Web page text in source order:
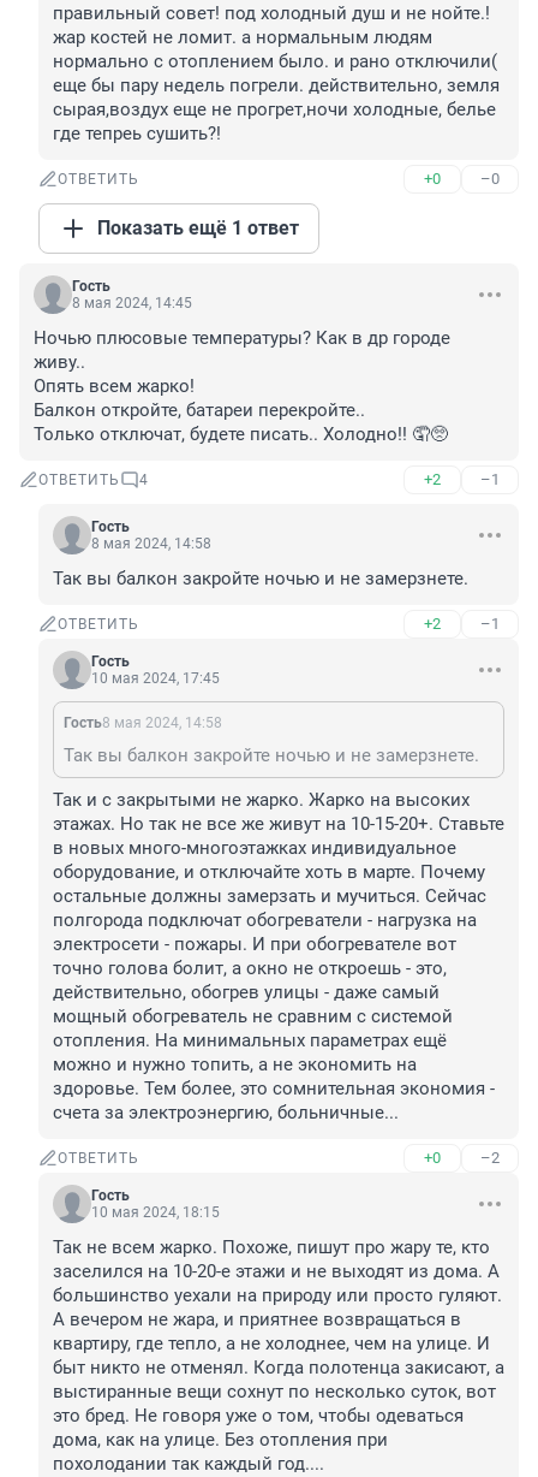
правильный совет! под холодный душ и не нойте.!
жар костей не ломит. а нормальным людям
нормально с отоплением было. и рано отключили(
еще бы пару недель погрели. действительно, земля
сырая,воздух еще не прогрет,ночи холодные, белье
где тепреь сушить?!
ОТВЕТИТЬ +0 –0
Показать ещё 1 ответ
Гость
8 мая 2024, 14:45
Ночью плюсовые температуры? Как в др городе
живу..
Опять всем жарко!
Балкон откройте, батареи перекройте..
Только отключат, будете писать.. Холодно!! 🤦🥺
ОТВЕТИТЬ 4 +2 –1
Гость
8 мая 2024, 14:58
Так вы балкон закройте ночью и не замерзнете.
ОТВЕТИТЬ +2 –1
Гость
10 мая 2024, 17:45
Гость8 мая 2024, 14:58
Так вы балкон закройте ночью и не замерзнете.
Так и с закрытыми не жарко. Жарко на высоких
этажах. Но так не все же живут на 10-15-20+. Ставьте
в новых много-многоэтажках индивидуальное
оборудование, и отключайте хоть в марте. Почему
остальные должны замерзать и мучиться. Сейчас
полгорода подключат обогреватели - нагрузка на
электросети - пожары. И при обогревателе вот
точно голова болит, а окно не откроешь - это,
действительно, обогрев улицы - даже самый
мощный обогреватель не сравним с системой
отопления. На минимальных параметрах ещё
можно и нужно топить, а не экономить на
здоровье. Тем более, это сомнительная экономия -
счета за электроэнергию, больничные...
ОТВЕТИТЬ +0 –2
Гость
10 мая 2024, 18:15
Так не всем жарко. Похоже, пишут про жару те, кто
заселился на 10-20-е этажи и не выходят из дома. А
большинство уехали на природу или просто гуляют.
А вечером не жара, и приятнее возвращаться в
квартиру, где тепло, а не холоднее, чем на улице. И
быт никто не отменял. Когда полотенца закисают, а
выстиранные вещи сохнут по несколько суток, вот
это бред. Не говоря уже о том, чтобы одеваться
дома, как на улице. Без отопления при
похолодании так каждый год....